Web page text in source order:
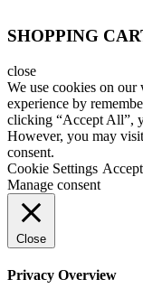
SHOPPING
close
We use cookies on
experience by
clicking “Accept All”,
However, you may
consent.
Cookie Settings
Manage consent
Close
Privacy Overview